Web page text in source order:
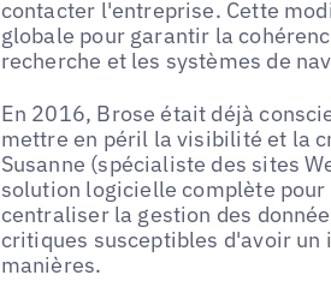
contacter l'entreprise. Cette
globale pour garantir la
recherche et les systèmes de
En 2016, Brose était déjà
mettre en péril la visibilité et la
Susanne (spécialiste des sites
solution logicielle complète
centraliser la gestion des
critiques susceptibles d'avoir
manières.